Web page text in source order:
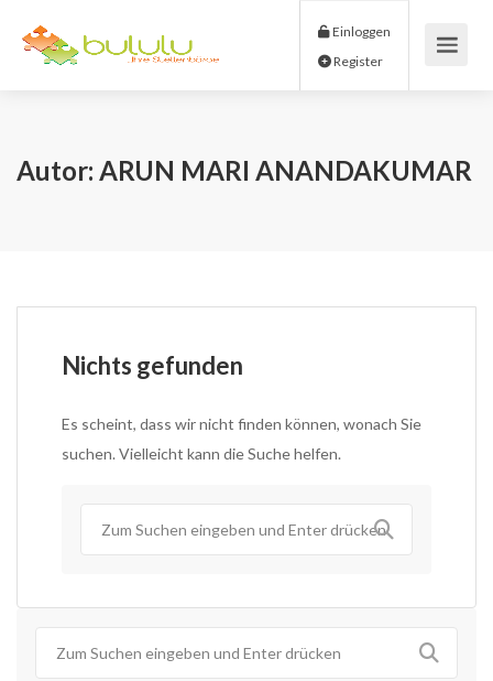
Einloggen
Autor: ARUN MARI ANANDAKUMAR
Nichts gefunden
Es scheint, dass wir nicht finden können, wonach Sie
suchen. Vielleicht kann die Suche helfen.